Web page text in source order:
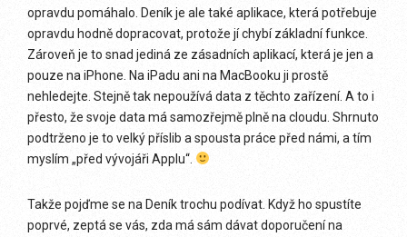
opravdu pomáhalo. Deník je ale také aplikace, která potřebuje
opravdu hodně dopracovat, protože jí chybí základní funkce.
Zároveň je to snad jediná ze zásadních aplikací, která je jen a
pouze na iPhone. Na iPadu ani na MacBooku ji prostě
nehledejte. Stejně tak nepoužívá data z těchto zařízení. A to i
přesto, že svoje data má samozřejmě plně na cloudu. Shrnuto
podtrženo je to velký příslib a spousta práce před námi, a tím
myslím „před vývojáři Applu“.
Takže pojďme se na Deník trochu podívat. Když ho spustíte
poprvé, zeptá se vás, zda má sám dávat doporučení na